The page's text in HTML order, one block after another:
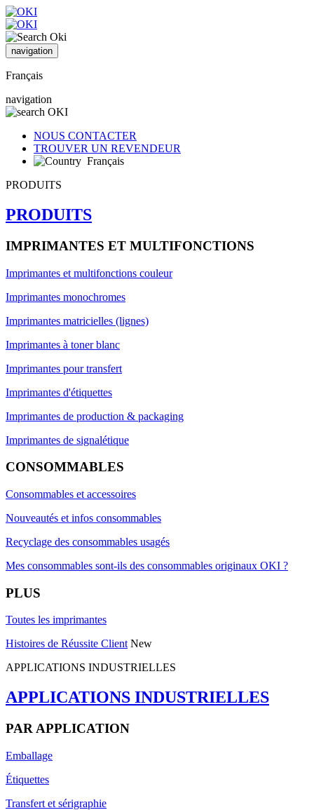
navigation
Français
navigation
NOUS CONTACTER
TROUVER UN REVENDEUR
Français
PRODUITS
PRODUITS
IMPRIMANTES ET MULTIFONCTIONS
Imprimantes et multifonctions couleur
Imprimantes monochromes
Imprimantes matricielles (lignes)
Imprimantes à toner blanc
Imprimantes pour transfert
Imprimantes d'étiquettes
Imprimantes de production & packaging
Imprimantes de signalétique
CONSOMMABLES
Consommables et accessoires
Nouveautés et infos consommables
Recyclage des consommables usagés
Mes consommables sont-ils des consommables originaux OKI ?
PLUS
Toutes les imprimantes
Histoires de Réussite Client New
APPLICATIONS INDUSTRIELLES
APPLICATIONS INDUSTRIELLES
PAR APPLICATION
Emballage
Étiquettes
Transfert et sérigraphie